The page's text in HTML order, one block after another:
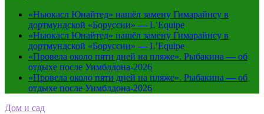
«Ньюкасл Юнайтед» нашёл замену Гимарайнсу в
дортмундской «Боруссии» — L’Equipe
«Ньюкасл Юнайтед» нашёл замену Гимарайнсу в
дортмундской «Боруссии» — L’Equipe
«Провела около пяти дней на пляже». Рыбакина — об
отдыхе после Уимблдона-2026
«Провела около пяти дней на пляже». Рыбакина — об
отдыхе после Уимблдона-2026
Дом и сад